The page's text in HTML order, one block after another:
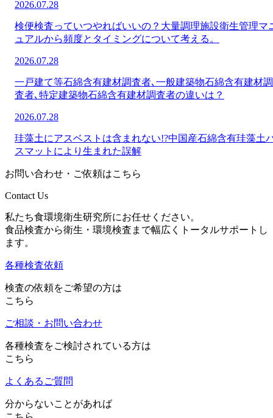
2026.07.28
検便検査っていつやればいいの？大量調理施設衛生管理マ
ュアルから頻度とタイミングについて考える。
2026.07.28
一戸建て等石綿含有建材調査者､一般建築物石綿含有建材調
査者､特定建築物石綿含有建材調査者の違いは？
2026.07.28
珪藻土にアスベストは含まれない!?中国産石綿含有珪藻土
スマットにより生まれた誤解
お問い合わせ・ご依頼はこちら
Contact Us
私たち食環境衛生研究所にお任せください。
食品検査から衛生・環境検査まで幅広くトータルサポートし
ます。
各種検査依頼
検査の依頼をご希望の方は
こちら
ご相談・お問い合わせ
各種検査をご検討されている方は
こちら
よくあるご質問
分からないことがあれば